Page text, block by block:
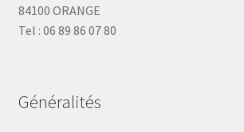
84100 ORANGE
Tel : 06 89 86 07 80
Généralités